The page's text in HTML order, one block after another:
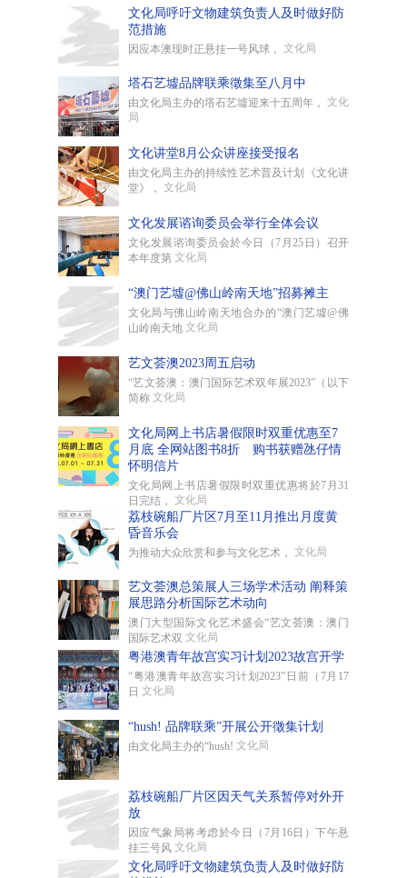
文化局呼吁文物建筑负责人及时做好防
范措施
因应本澳现时正悬挂一号风球， 文化局
塔石艺墟品牌联乘徵集至八月中
由文化局主办的塔石艺墟迎来十五周年， 文化
局
文化讲堂8月公众讲座接受报名
由文化局主办的持续性艺术普及计划《文化讲
堂》， 文化局
文化发展谘询委员会举行全体会议
文化发展谘询委员会於今日（7月25日）召开
本年度第 文化局
“澳门艺墟@佛山岭南天地”招募摊主
文化局与佛山岭南天地合办的“澳门艺墟@佛
山岭南天地 文化局
艺文荟澳2023周五启动
“艺文荟澳：澳门国际艺术双年展2023”（以下
简称 文化局
文化局网上书店暑假限时双重优惠至7
月底 全网站图书8折 购书获赠氹仔情
怀明信片
文化局网上书店暑假限时双重优惠将於7月31
日完结， 文化局
荔枝碗船厂片区7月至11月推出月度黄
昏音乐会
为推动大众欣赏和参与文化艺术， 文化局
艺文荟澳总策展人三场学术活动 阐释策
展思路分析国际艺术动向
澳门大型国际文化艺术盛会“艺文荟澳：澳门
国际艺术双 文化局
粤港澳青年故宫实习计划2023故宫开学
“粤港澳青年故宫实习计划2023”日前（7月17
日 文化局
“hush! 品牌联乘”开展公开徵集计划
由文化局主办的“hush! 文化局
荔枝碗船厂片区因天气关系暂停对外开
放
因应气象局将考虑於今日（7月16日）下午悬
挂三号风 文化局
文化局呼吁文物建筑负责人及时做好防